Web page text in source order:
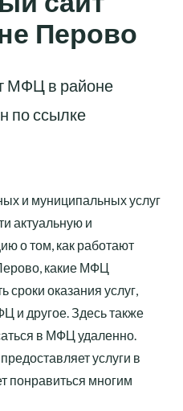
Перово
МФЦ в районе
по ссылке
и муниципальных услуг
актуальную и
о том, как работают
какие МФЦ
сроки оказания услуг,
и другое. Здесь также
в МФЦ удаленно.
услуги в
понравиться многим